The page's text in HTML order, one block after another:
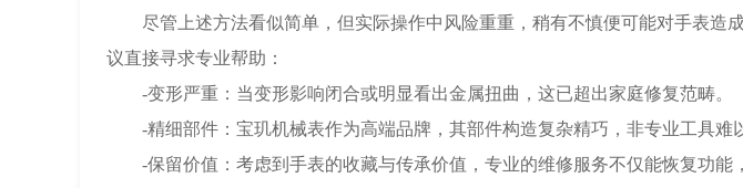
尽管上述方法看似简单，但实际操作中风险重重，稍有不慎便可能对手表造
议直接寻求专业帮助：
-变形严重：当变形影响闭合或明显看出金属扭曲，这已超出家庭修复范畴。
-精细部件：宝玑机械表作为高端品牌，其部件构造复杂精巧，非专业工具难
-保留价值：考虑到手表的收藏与传承价值，专业的维修服务不仅能恢复功能